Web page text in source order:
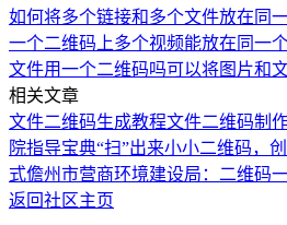
如何将多个链接和多个文件放在同
一个二维码上多个视频能放在同一
文件用一个二维码吗可以将图片和
相关文章
文件二维码生成教程文件二维码制
院指导宝典“扫”出来小小二维码，
式儋州市营商环境建设局：二维码
返回社区主页